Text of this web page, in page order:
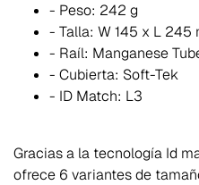
- Peso: 242 g
- Talla: W 145 x L 245
- Raíl: Manganese
- Cubierta: Soft-Tek
- ID Match: L3
Gracias a la tecnología Id
ofrece 6 variantes de